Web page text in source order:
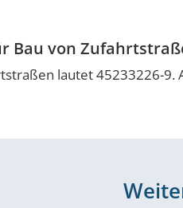
Bau von
lautet 45233226-